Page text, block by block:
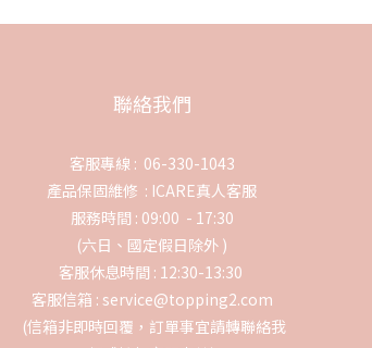
聯絡我們
客服專線 : 06-330-1043
產品保固維修 : ICARE真人客服
服務時間 : 09:00 - 17:30
(六日、國定假日除外 )
客服休息時間 : 12:30-13:30
客服信箱 : service@topping2.com
(信箱非即時回覆，訂單事宜請轉聯絡我